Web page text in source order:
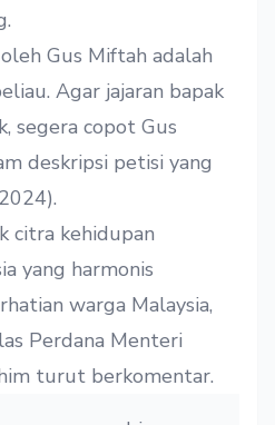
Gus Miftah adalah
Agar jajaran bapak
segera copot Gus
deskripsi petisi yang
citra kehidupan
yang harmonis
warga Malaysia,
Perdana Menteri
turut berkomentar.